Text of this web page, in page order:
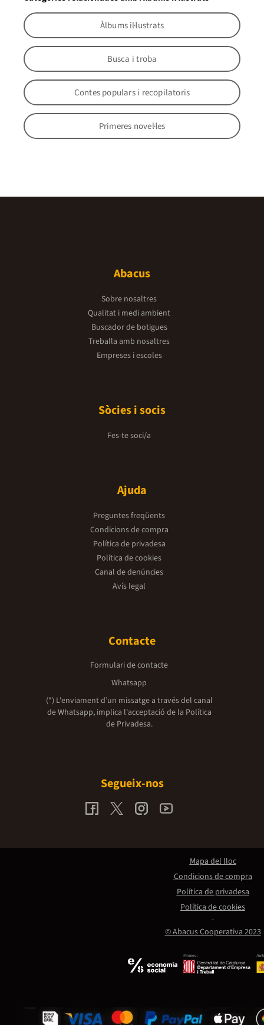
Àlbums il·lustrats
Busca i troba
Contes populars i recopilatoris
Primeres novel·les
Abacus
Sobre nosaltres
Qualitat i medi ambient
Buscador de botigues
Treballa amb nosaltres
Empreses i escoles
Sòcies i socis
Fes-te soci/a
Ajuda
Preguntes freqüents
Condicions de compra
Política de privadesa
Política de cookies
Canal de denúncies
Avís legal
Contacte
Formulari de contacte
Whatsapp
(*) L'enviament d’un missatge a través del canal
de Whatsapp, implica l'acceptació de la Política
de Privadesa.
Segueix-nos
Promou:
© Abacus Cooperativa 2023
Mapa del lloc
Condicions de compra
Política de privadesa
Política de cookies